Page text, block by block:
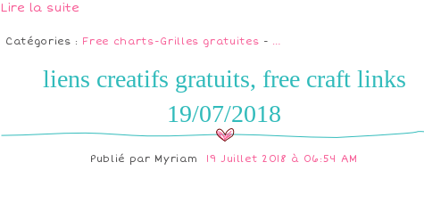
Lire la suite
Catégories : Free charts-Grilles gratuites - …
liens creatifs gratuits, free craft links
19/07/2018
Publié par Myriam 19 Juillet 2018 à 06:54 AM